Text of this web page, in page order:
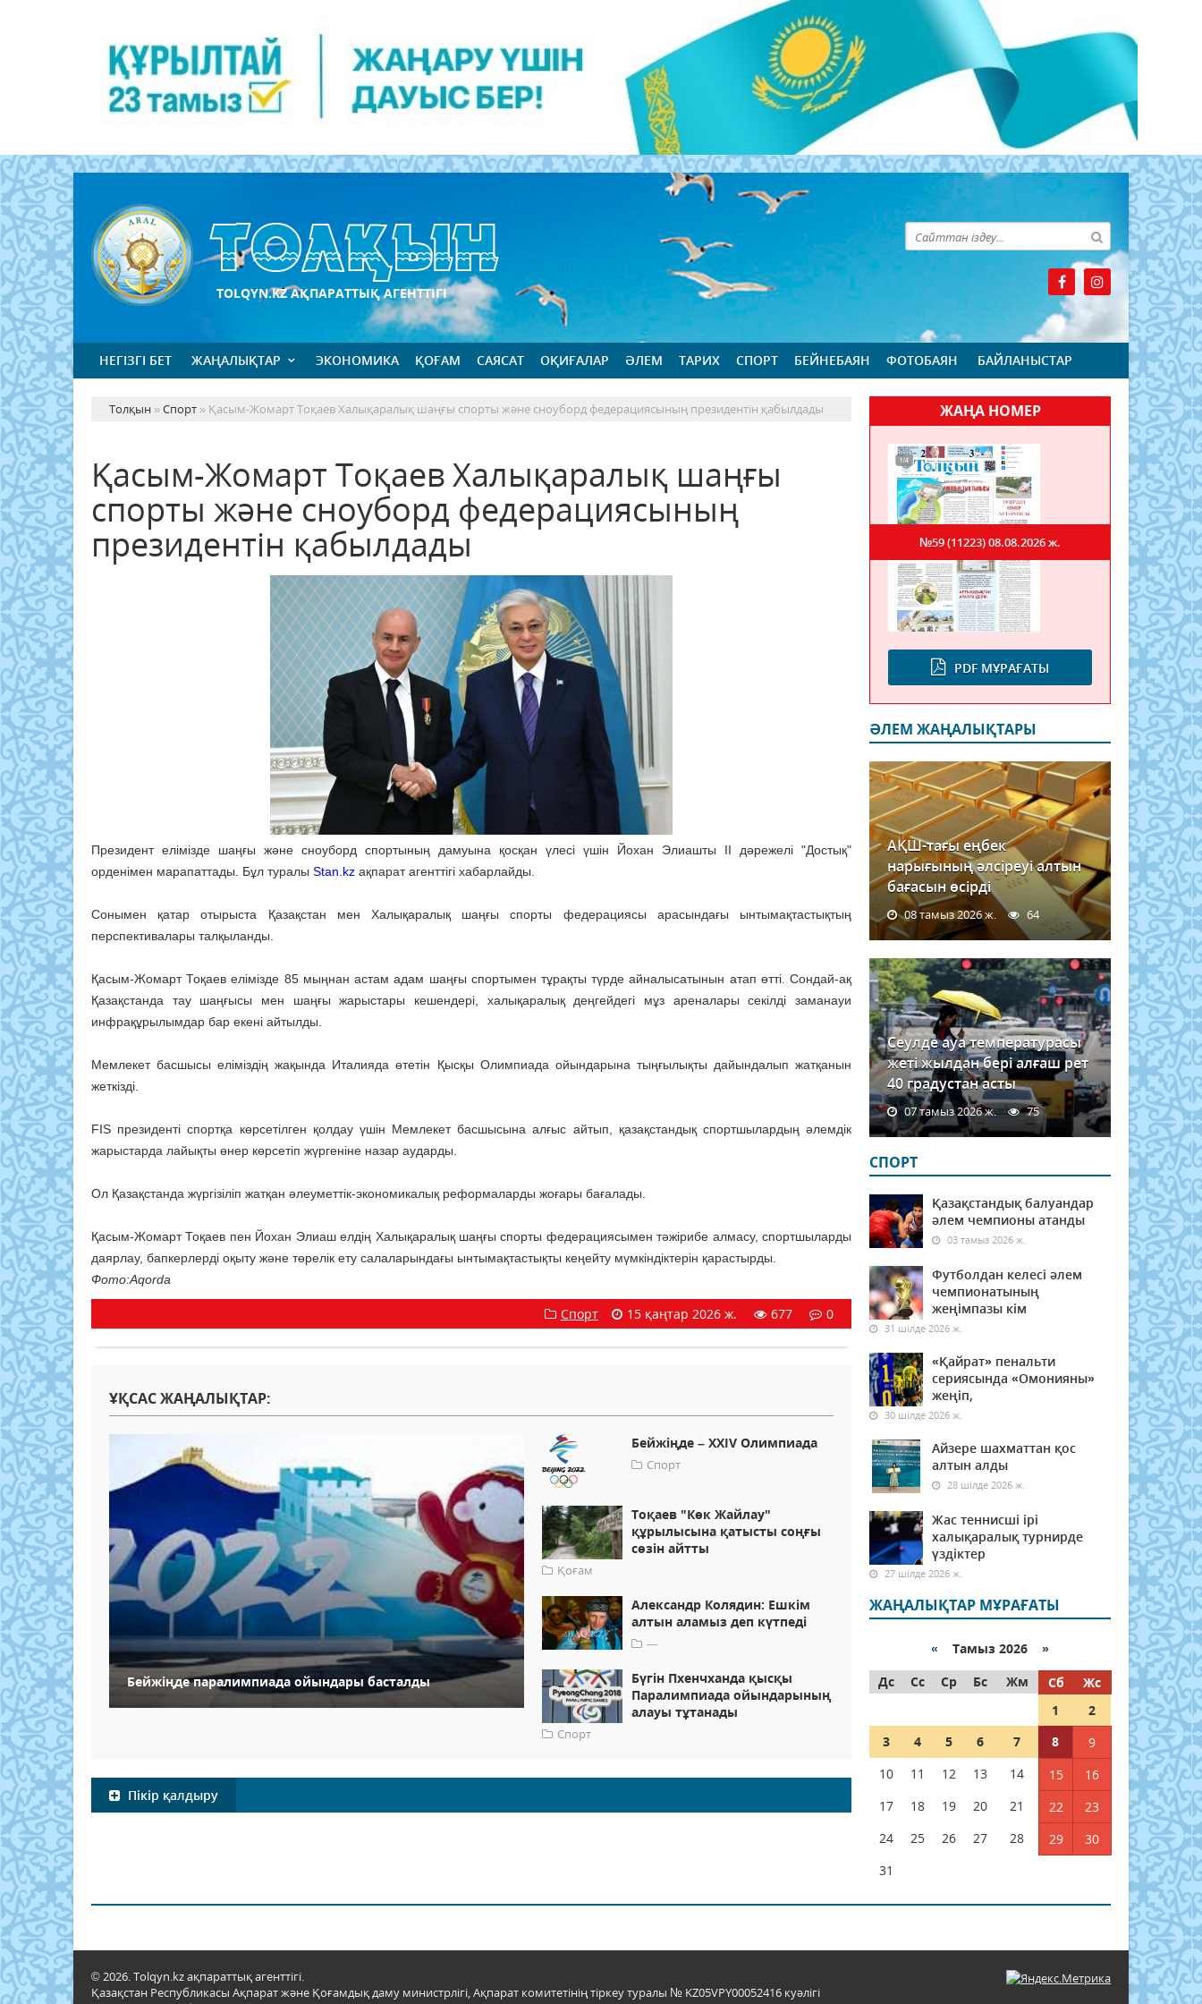
TOLQYN.KZ АҚПАРАТТЫҚ АГЕНТТІГІ
НЕГІЗГІ БЕТ ЖАҢАЛЫҚТАР ЭКОНОМИКА ҚОҒАМ САЯСАТ ОҚИҒАЛАР ӘЛЕМ ТАРИХ СПОРТ БЕЙНЕБАЯН ФОТОБАЯН БАЙЛАНЫСТАР
Толқын »Спорт » Қасым-Жомарт Тоқаев Халықаралық шаңғы спорты және сноуборд федерациясының президентін қабылдады
Қасым-Жомарт Тоқаев Халықаралық шаңғы
спорты және сноуборд федерациясының
президентін қабылдады
Президент елімізде шаңғы және сноуборд спортының дамуына қосқан үлесі үшін Йохан Элиашты II дәрежелі "Достық"
орденімен марапаттады. Бұл туралы Stan.kz ақпарат агенттігі хабарлайды.
Сонымен қатар отырыста Қазақстан мен Халықаралық шаңғы спорты федерациясы арасындағы ынтымақтастықтың
перспективалары талқыланды.
Қасым-Жомарт Тоқаев елімізде 85 мыңнан астам адам шаңғы спортымен тұрақты түрде айналысатынын атап өтті. Сондай-ақ
Қазақстанда тау шаңғысы мен шаңғы жарыстары кешендері, халықаралық деңгейдегі мұз ареналары секілді заманауи
инфрақұрылымдар бар екені айтылды.
Мемлекет басшысы еліміздің жақында Италияда өтетін Қысқы Олимпиада ойындарына тыңғылықты дайындалып жатқанын
жеткізді.
FIS президенті спортқа көрсетілген қолдау үшін Мемлекет басшысына алғыс айтып, қазақстандық спортшылардың әлемдік
жарыстарда лайықты өнер көрсетіп жүргеніне назар аударды.
Ол Қазақстанда жүргізіліп жатқан әлеуметтік-экономикалық реформаларды жоғары бағалады.
Қасым-Жомарт Тоқаев пен Йохан Элиаш елдің Халықаралық шаңғы спорты федерациясымен тәжірибе алмасу, спортшыларды
даярлау, бапкерлерді оқыту және төрелік ету салаларындағы ынтымақтастықты кеңейту мүмкіндіктерін қарастырды.
Фото:Aqorda
Спорт 15 қаңтар 2026 ж. 677 0
ҰҚСАС ЖАҢАЛЫҚТАР:
Бейжіңде паралимпиада ойындары басталды
Бейжіңде – ХХІV Олимпиада
Спорт
Тоқаев "Көк Жайлау"
құрылысына қатысты соңғы
сөзін айтты
Қоғам
Александр Колядин: Ешкім
алтын аламыз деп күтпеді
---
Бүгін Пхенчханда қысқы
Паралимпиада ойындарының
алауы тұтанады
Спорт
Пікір қалдыру
ЖАҢА НОМЕР
PDF МҰРАҒАТЫ
№59 (11223)08.08.2026 ж.
ӘЛЕМ ЖАҢАЛЫҚТАРЫ
АҚШ-тағы еңбек
нарығының әлсіреуі алтын
бағасын өсірді
08 тамыз 2026 ж. 64
Сеулде ауа температурасы
жеті жылдан бері алғаш рет
40 градустан асты
07 тамыз 2026 ж. 75
СПОРТ
Қазақстандық балуандар
әлем чемпионы атанды
03 тамыз 2026 ж.
Футболдан келесі әлем
чемпионатының
жеңімпазы кім
31 шілде 2026 ж.
«Қайрат» пенальти
сериясында «Омонияны»
жеңіп,
30 шілде 2026 ж.
Айзере шахматтан қос
алтын алды
28 шілде 2026 ж.
Жас теннисші ірі
халықаралық турнирде
үздіктер
27 шілде 2026 ж.
ЖАҢАЛЫҚТАР МҰРАҒАТЫ
« Тамыз 2026 »
Дс
Сс Ср Бс Жм Сб
Жс
1
2
3
4 5 6 7 8
9
10
11 12 13 14 15
16
17
18 19 20 21 22
23
24
25 26 27 28 29
30
31
© 2026. Tolqyn.kz ақпараттық агенттігі.
Қазақстан Республикасы Ақпарат және Қоғамдық даму министрлігі, Ақпарат комитетінің тіркеу туралы № KZ05VPY00052416 куәлігі